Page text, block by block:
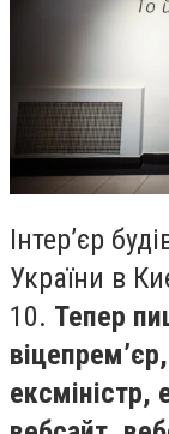
Інтер’єр
України в
10. Тепер
ексміністр,